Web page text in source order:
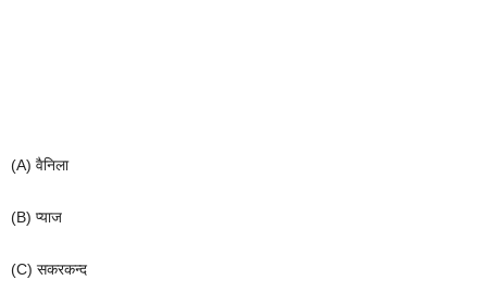
(A) वैनिला
(B) प्याज
(C) सकरकन्द